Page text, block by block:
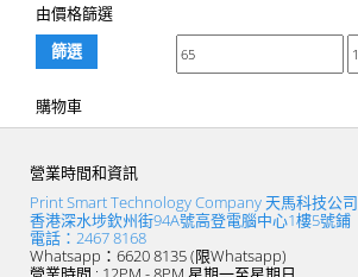
由價格篩選
篩選
購物車
營業時間和資訊
Print Smart Technology Company 天馬科技公司
香港深水埗欽州街94A號高登電腦中心1樓5號鋪
電話：2467 8168
Whatsapp：6620 8135 (限Whatsapp)